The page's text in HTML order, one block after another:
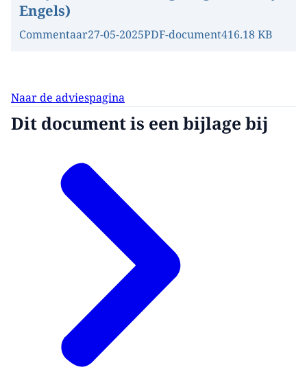
Engels)
Commentaar27-05-2025PDF-document416.18 KB
Naar de adviespagina
Dit document is een bijlage bij